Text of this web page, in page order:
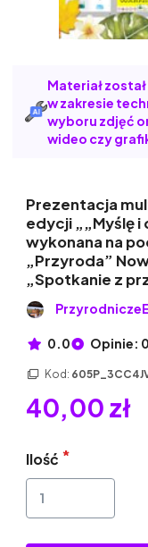
Materiał
w zakresie
wyboru zdjęć
wideo czy
Prezentacja
edycji „„Myślę i
wykonana na
„Przyroda”
„Spotkanie z
0.0 Opinie:
Kod:
40,00 zł
Ilość